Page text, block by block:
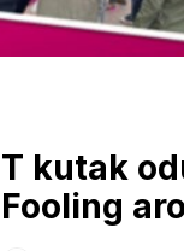
T kutak
Fooling